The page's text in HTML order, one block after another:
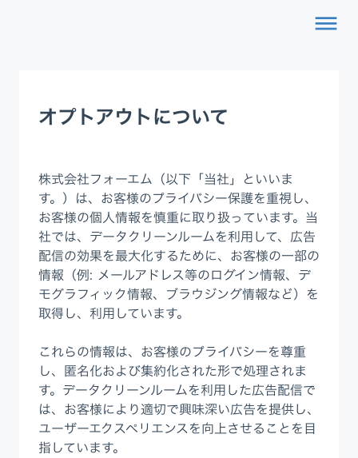
dehaze
オプトアウトについて
株式会社フォーエム（以下「当社」といいま
す。）は、お客様のプライバシー保護を重視し、
お客様の個人情報を慎重に取り扱っています。当
社では、データクリーンルームを利用して、広告
配信の効果を最大化するために、お客様の一部の
情報（例: メールアドレス等のログイン情報、デ
モグラフィック情報、ブラウジング情報など）を
取得し、利用しています。
これらの情報は、お客様のプライバシーを尊重
し、匿名化および集約化された形で処理されま
す。データクリーンルームを利用した広告配信で
は、お客様により適切で興味深い広告を提供し、
ユーザーエクスペリエンスを向上させることを目
指しています。